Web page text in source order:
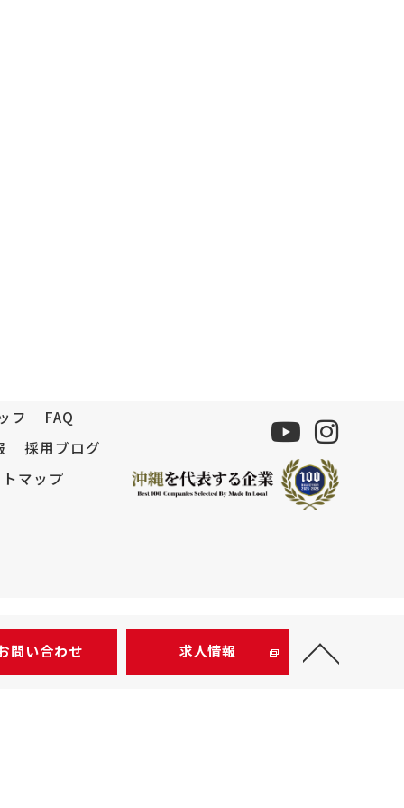
問い合わせ 求人情報
フ
FAQ
採用ブログ
マップ